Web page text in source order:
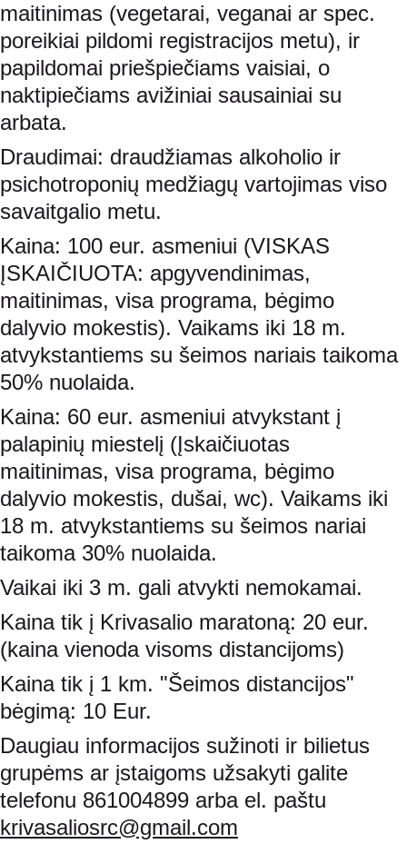
maitinimas (vegetarai, veganai ar spec.
poreikiai pildomi registracijos metu), ir
papildomai priešpiečiams vaisiai, o
naktipiečiams avižiniai sausainiai su
arbata.
Draudimai: draudžiamas alkoholio ir
psichotroponių medžiagų vartojimas viso
savaitgalio metu.
Kaina: 100 eur. asmeniui (VISKAS
ĮSKAIČIUOTA: apgyvendinimas,
maitinimas, visa programa, bėgimo
dalyvio mokestis). Vaikams iki 18 m.
atvykstantiems su šeimos nariais taikoma
50% nuolaida.
Kaina: 60 eur. asmeniui atvykstant į
palapinių miestelį (Įskaičiuotas
maitinimas, visa programa, bėgimo
dalyvio mokestis, dušai, wc). Vaikams iki
18 m. atvykstantiems su šeimos nariai
taikoma 30% nuolaida.
Vaikai iki 3 m. gali atvykti nemokamai.
Kaina tik į Krivasalio maratoną: 20 eur.
(kaina vienoda visoms distancijoms)
Kaina tik į 1 km. "Šeimos distancijos"
bėgimą: 10 Eur.
Daugiau informacijos sužinoti ir bilietus
grupėms ar įstaigoms užsakyti galite
telefonu 861004899 arba el. paštu
krivasaliosrc@gmail.com